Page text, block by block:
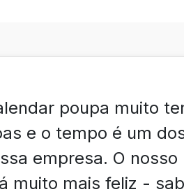
poupa muito
e o tempo é um
empresa. O nosso
muito mais feliz -